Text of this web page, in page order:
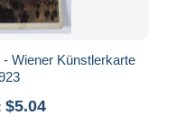
Wiener Künstlerkarte
$5.04